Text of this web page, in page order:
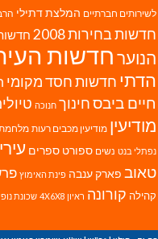
לשירותים חברתיים המלצת דתילי
חדשות בחירות 2008
הנוערחדשות
הדתי חדשות חסד מקומי
חיים ביבסחינוך חנוכה
מודיעין מודיעין מכבים רעות מלחמת
נפתלי בנט נשים ספורט ספרים
טאוב פארק ענבה פינת האימוץ
קהילה קורונה ראיון 4X6X8 שכונת